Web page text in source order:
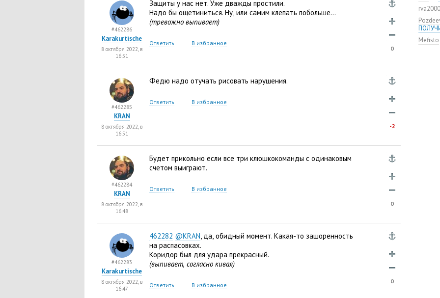
Защиты у нас нет. Уже дважды простили.
Надо бы ощетиниться. Ну, или самим клепать побольше…
(тревожно выпивает)
Ответить В избранное
#462286
Karakurtische
8 октября 2022, в
16:51
0
Федю надо отучать рисовать нарушения.
Ответить В избранное
#462285
KRAN
8 октября 2022, в
16:51
-2
Будет прикольно если все три клюшкокоманды с одинаковым
счетом выиграют.
Ответить В избранное
#462284
KRAN
8 октября 2022, в
16:48
0
462282 @KRAN, да, обидный момент. Какая-то зашоренность
на распасовках.
Коридор был для удара прекрасный.
(выпивает, согласно кивая)
Ответить В избранное
#462283
Karakurtische
8 октября 2022, в
16:47
0
мяча»
ЦСКА
нового
rva2000
Mefisto